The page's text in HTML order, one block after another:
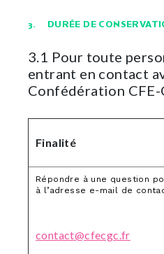
3. DURÉE DE
3.1 Pour toute
entrant en contact
Confédération CFE-
Finalité
Répondre à une question
à l’adresse e-mail de
contact@cfecgc.fr